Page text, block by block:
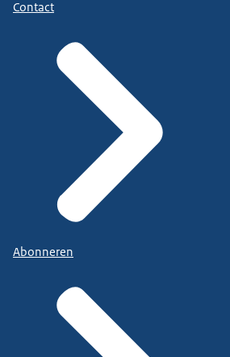
Contact
Abonneren